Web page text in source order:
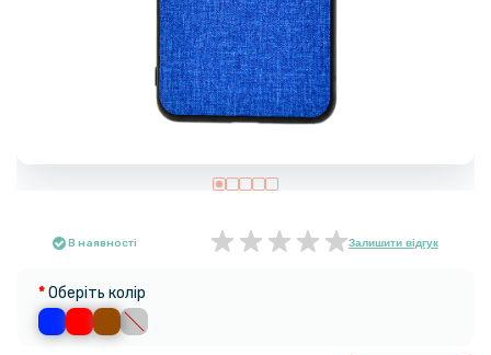
В наявності Залишити відгук
Оберіть колір